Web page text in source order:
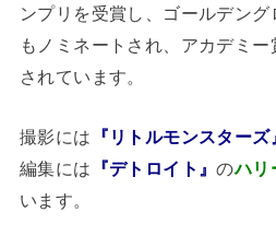
ンプリを受賞し、ゴールデン
もノミネートされ、アカデミ
されています。
撮影には 『リトルモンスターズ
編集には 『デトロイト』のハリ
います。